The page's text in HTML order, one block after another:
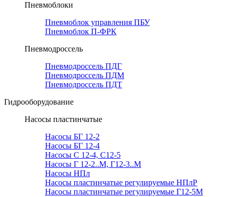
Пневмоблоки
Пневмоблок управления ПБУ
Пневмоблок П-ФРК
Пневмодроссель
Пневмодроссель ПДГ
Пневмодроссель ПДМ
Пневмодроссель ПДТ
Гидрооборудование
Насосы пластинчатые
Насосы БГ 12-2
Насосы БГ 12-4
Насосы С 12-4, С12-5
Насосы Г 12-2..М, Г12-3..М
Насосы НПл
Насосы пластинчатые регулируемые НПлР
Насосы пластинчатые регулируемые Г12-5М